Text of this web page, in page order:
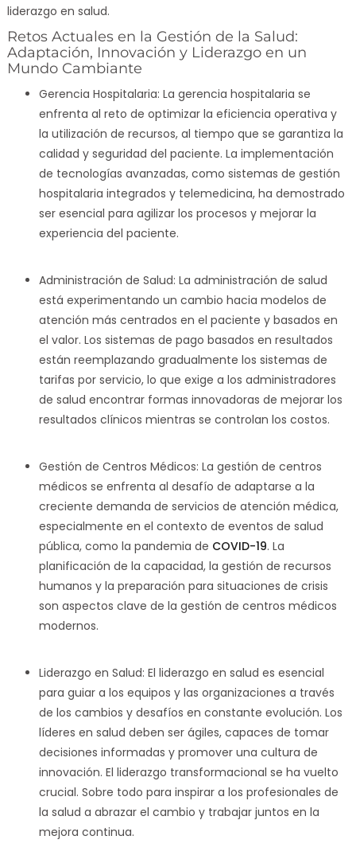
liderazgo en salud.
Retos Actuales en la Gestión de la Salud:
Adaptación, Innovación y Liderazgo en un
Mundo Cambiante
Gerencia Hospitalaria: La gerencia hospitalaria se
enfrenta al reto de optimizar la eficiencia operativa y
la utilización de recursos, al tiempo que se garantiza la
calidad y seguridad del paciente. La implementación
de tecnologías avanzadas, como sistemas de gestión
hospitalaria integrados y telemedicina, ha demostrado
ser esencial para agilizar los procesos y mejorar la
experiencia del paciente.
Administración de Salud: La administración de salud
está experimentando un cambio hacia modelos de
atención más centrados en el paciente y basados en
el valor. Los sistemas de pago basados en resultados
están reemplazando gradualmente los sistemas de
tarifas por servicio, lo que exige a los administradores
de salud encontrar formas innovadoras de mejorar los
resultados clínicos mientras se controlan los costos.
Gestión de Centros Médicos: La gestión de centros
médicos se enfrenta al desafío de adaptarse a la
creciente demanda de servicios de atención médica,
especialmente en el contexto de eventos de salud
pública, como la pandemia de COVID-19. La
planificación de la capacidad, la gestión de recursos
humanos y la preparación para situaciones de crisis
son aspectos clave de la gestión de centros médicos
modernos.
Liderazgo en Salud: El liderazgo en salud es esencial
para guiar a los equipos y las organizaciones a través
de los cambios y desafíos en constante evolución. Los
líderes en salud deben ser ágiles, capaces de tomar
decisiones informadas y promover una cultura de
innovación. El liderazgo transformacional se ha vuelto
crucial. Sobre todo para inspirar a los profesionales de
la salud a abrazar el cambio y trabajar juntos en la
mejora continua.